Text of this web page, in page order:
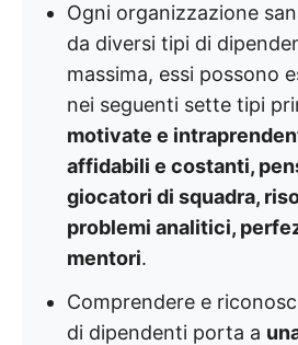
Ogni organizzazione
da diversi tipi di
massima, essi possono
nei seguenti sette tipi
motivate e
affidabili e costanti,
giocatori di squadra,
problemi analitici,
mentori.
Comprendere e
di dipendenti porta a